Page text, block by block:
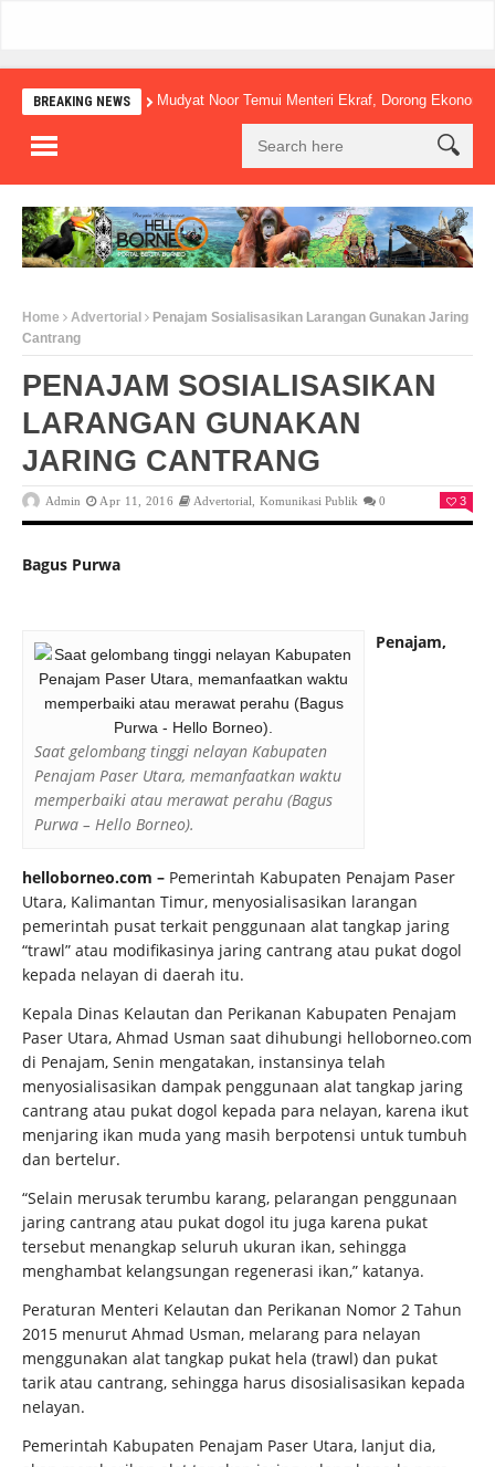
BREAKING NEWSMudyat Noor Temui Menteri Ekraf, Dorong Ekonomi Kreatif
Home Advertorial
Penajam Sosialisasikan Larangan Gunakan Jaring
Cantrang
PENAJAM SOSIALISASIKAN
LARANGAN GUNAKAN
JARING CANTRANG
Admin Apr 11, 2016 Advertorial, Komunikasi Publik 0 3
Bagus Purwa
Saat gelombang tinggi nelayan Kabupaten
Penajam Paser Utara, memanfaatkan waktu
memperbaiki atau merawat perahu (Bagus
Purwa – Hello Borneo).
Penajam,
helloborneo.com – Pemerintah Kabupaten Penajam Paser
Utara, Kalimantan Timur, menyosialisasikan larangan
pemerintah pusat terkait penggunaan alat tangkap jaring
“trawl” atau modifikasinya jaring cantrang atau pukat dogol
kepada nelayan di daerah itu.
Kepala Dinas Kelautan dan Perikanan Kabupaten Penajam
Paser Utara, Ahmad Usman saat dihubungi helloborneo.com
di Penajam, Senin mengatakan, instansinya telah
menyosialisasikan dampak penggunaan alat tangkap jaring
cantrang atau pukat dogol kepada para nelayan, karena ikut
menjaring ikan muda yang masih berpotensi untuk tumbuh
dan bertelur.
“Selain merusak terumbu karang, pelarangan penggunaan
jaring cantrang atau pukat dogol itu juga karena pukat
tersebut menangkap seluruh ukuran ikan, sehingga
menghambat kelangsungan regenerasi ikan,” katanya.
Peraturan Menteri Kelautan dan Perikanan Nomor 2 Tahun
2015 menurut Ahmad Usman, melarang para nelayan
menggunakan alat tangkap pukat hela (trawl) dan pukat
tarik atau cantrang, sehingga harus disosialisasikan kepada
nelayan.
Pemerintah Kabupaten Penajam Paser Utara, lanjut dia,